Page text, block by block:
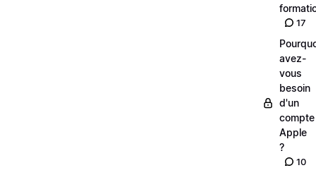
17
avez-
vous
besoin
d'un
compte
Apple
?
10